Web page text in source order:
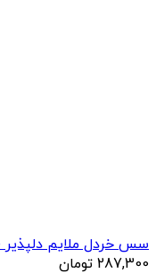
سس خردل ملایم دلپذیر 400...
287,300 تومان